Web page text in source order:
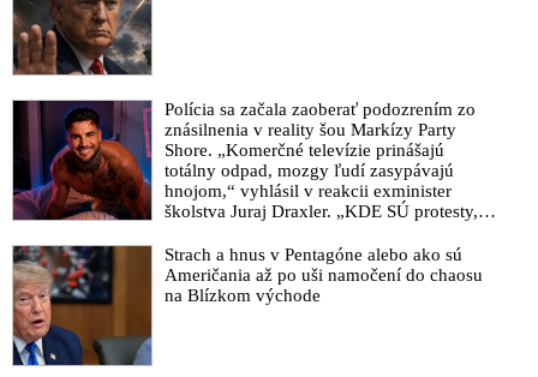
Polícia sa začala zaoberať podozrením zo
znásilnenia v reality šou Markízy Party
Shore. „Komerčné televízie prinášajú
totálny odpad, mozgy ľudí zasypávajú
hnojom,“ vyhlásil v reakcii exminister
školstva Juraj Draxler. „KDE SÚ protesty,
pracovníkov?“ spýtal sa
Strach a hnus v Pentagóne alebo ako sú
Američania až po uši namočení do chaosu
na Blízkom východe